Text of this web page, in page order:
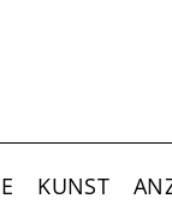
KUNST